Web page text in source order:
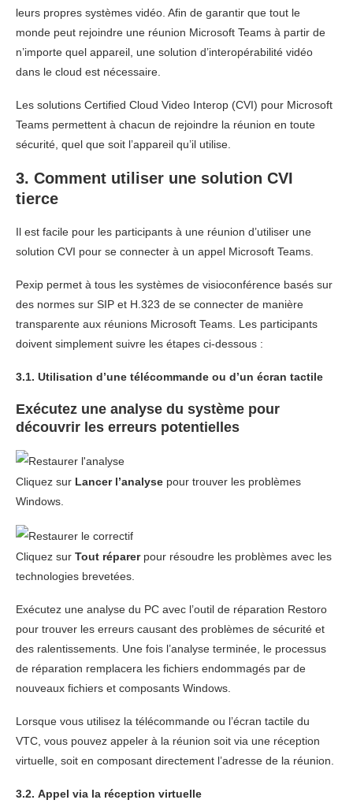
leurs propres systèmes vidéo. Afin de garantir que tout le
monde peut rejoindre une réunion Microsoft Teams à partir de
n’importe quel appareil, une solution d’interopérabilité vidéo
dans le cloud est nécessaire.
Les solutions Certified Cloud Video Interop (CVI) pour Microsoft
Teams permettent à chacun de rejoindre la réunion en toute
sécurité, quel que soit l’appareil qu’il utilise.
3. Comment utiliser une solution CVI
tierce
Il est facile pour les participants à une réunion d’utiliser une
solution CVI pour se connecter à un appel Microsoft Teams.
Pexip permet à tous les systèmes de visioconférence basés sur
des normes sur SIP et H.323 de se connecter de manière
transparente aux réunions Microsoft Teams. Les participants
doivent simplement suivre les étapes ci-dessous :
3.1. Utilisation d’une télécommande ou d’un écran tactile
Exécutez une analyse du système pour
découvrir les erreurs potentielles
Cliquez sur Lancer l’analyse pour trouver les problèmes
Windows.
Cliquez sur Tout réparerpour résoudre les problèmes avec les
technologies brevetées.
Exécutez une analyse du PC avec l’outil de réparation Restoro
pour trouver les erreurs causant des problèmes de sécurité et
des ralentissements. Une fois l’analyse terminée, le processus
de réparation remplacera les fichiers endommagés par de
nouveaux fichiers et composants Windows.
Lorsque vous utilisez la télécommande ou l’écran tactile du
VTC, vous pouvez appeler à la réunion soit via une réception
virtuelle, soit en composant directement l’adresse de la réunion.
3.2. Appel via la réception virtuelle